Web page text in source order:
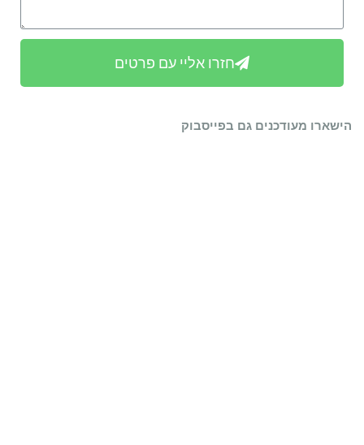
חזרו אליי עם פרטים
הישארו מעודכנים גם בפייסבוק